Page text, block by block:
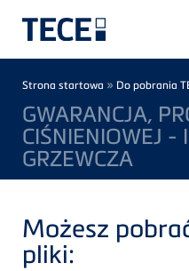
Breadcrumb
Strona startowa » Do pobrania
GWARANCJA,
CIŚNIENIOWEJ -
GRZEWCZA
Możesz
pliki: